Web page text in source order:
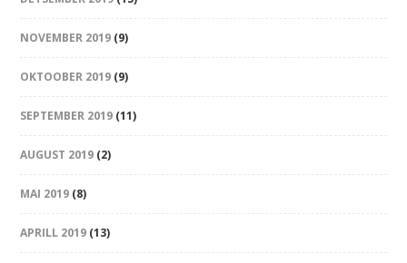
NOVEMBER 2019 (9)
OKTOOBER 2019 (9)
SEPTEMBER 2019 (11)
AUGUST 2019 (2)
MAI 2019 (8)
APRILL 2019 (13)